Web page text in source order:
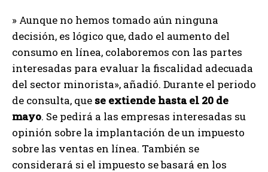
» Aunque no hemos tomado aún ninguna
decisión, es lógico que, dado el aumento del
consumo en línea, colaboremos con las partes
interesadas para evaluar la fiscalidad adecuada
del sector minorista», añadió. Durante el periodo
de consulta, que se extiende hasta el 20 de
mayo. Se pedirá a las empresas interesadas su
opinión sobre la implantación de un impuesto
sobre las ventas en línea. También se
considerará si el impuesto se basará en los